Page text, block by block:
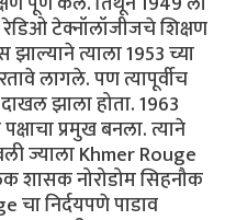
टेक्नॉलॉजीजचे शिक्षण
त्याला 1953 च्या
लागले. पण त्यापूर्वीच
झाला होता. 1963
प्रमुख बनला. त्याने
ज्याला Khmer Rouge
शासक नोरोडोम सिहनौक
चा निर्दयपणे पाडाव